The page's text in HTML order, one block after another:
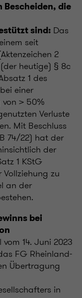
Bescheiden, die
sind: Das
seit
2
heutige) § 8c
1 des
einer
> 50%
Verluste
Mit Beschluss
74/22) hat der
der
1 KStG
zu
an der
bei
14. Juni 2023
FG Rheinland-
Übertragung
in